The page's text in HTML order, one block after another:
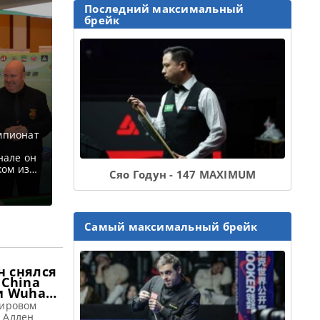
он
из
снялся
Wuhan
Последний максимальный
брейк
Сяо Годун - 147 MAXIMUM
Самый максимальный брейк